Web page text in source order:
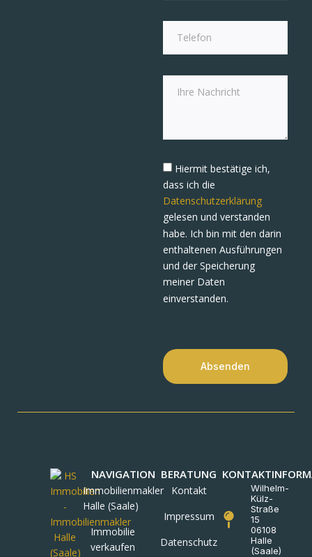
Hiermit bestätige ich,
dass ich die
Datenschutzerklärung
gelesen und verstanden
habe. Ich bin mit den darin
enthaltenen Ausführungen
und der Speicherung
meiner Daten
einverstanden.
Absenden
NAVIGATION
Immobilienmakler
Halle (Saale)
Immobilie
verkaufen
BERATUNG
Kontakt
Impressum
Datenschutz
Wilhelm-
Külz-
Straße
15
06108
Halle
(Saale)